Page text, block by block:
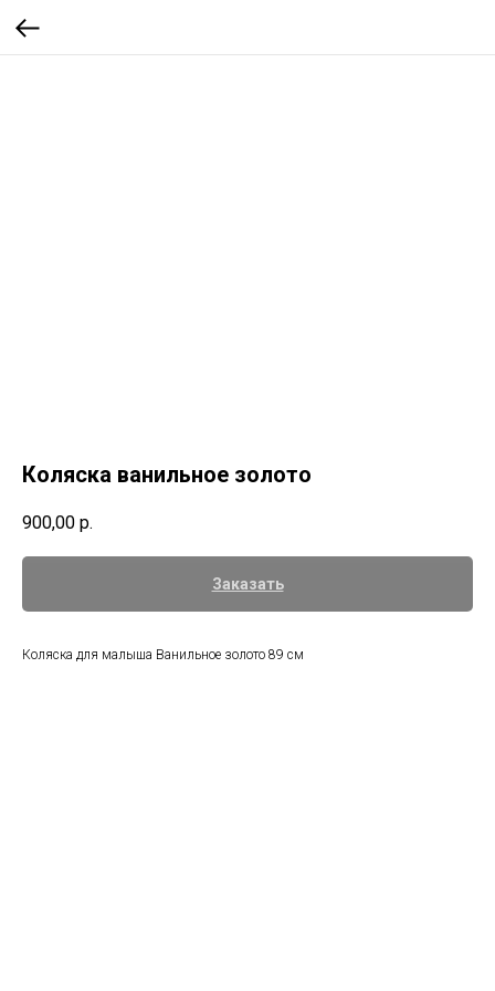
Коляска ванильное золото
900,00 р.
Заказать
Коляска для малыша Ванильное золото 89 см